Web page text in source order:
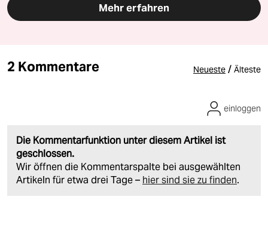
Mehr erfahren
2 Kommentare Neueste / Älteste
Die Kommentarfunktion unter diesem Artikel ist
geschlossen.
Wir öffnen die Kommentarspalte bei ausgewählten
Artikeln für etwa drei Tage – hier sind sie zu finden.
einloggen